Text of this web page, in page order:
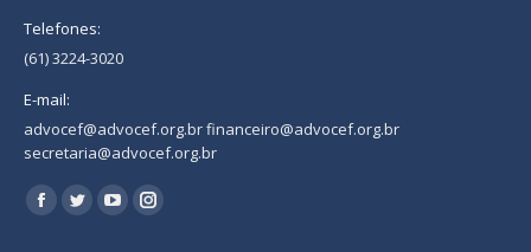
Telefones:
(61) 3224-3020
E-mail:
advocef@advocef.org.br financeiro@advocef.org.br
secretaria@advocef.org.br
Encontre-nos em:
Facebook
TwitterYouTubeInstagram